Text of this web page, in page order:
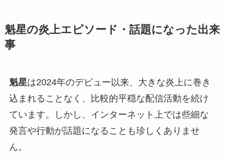
魁星の炎上エピソード・話題になった出来
事
魁星は2024年のデビュー以来、大きな炎上に巻き
込まれることなく、比較的平穏な配信活動を続け
ています。しかし、インターネット上では些細な
発言や行動が話題になることも珍しくありませ
ん。